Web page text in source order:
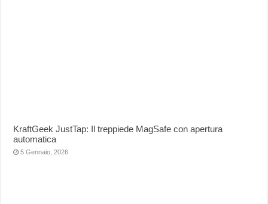
KraftGeek JustTap: Il treppiede MagSafe con apertura
automatica
5 Gennaio, 2026